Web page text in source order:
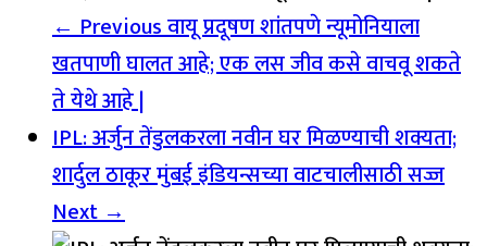
← Previousवायू प्रदूषण शांतपणे न्यूमोनियाला
खतपाणी घालत आहे; एक लस जीव कसे वाचवू शकते
ते येथे आहे |
IPL: अर्जुन तेंडुलकरला नवीन घर मिळण्याची शक्यता;
शार्दुल ठाकूर मुंबई इंडियन्सच्या वाटचालीसाठी सज्ज
Next →